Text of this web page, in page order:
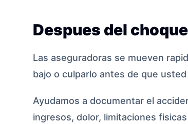
Despues del
Las aseguradoras se mueven
bajo o culparlo antes de que
Ayudamos a documentar el
ingresos, dolor, limitaciones